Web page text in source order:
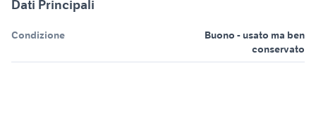
Dati Principali
Condizione
Buono - usato ma ben
conservato